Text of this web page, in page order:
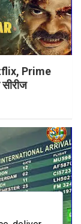
Prime